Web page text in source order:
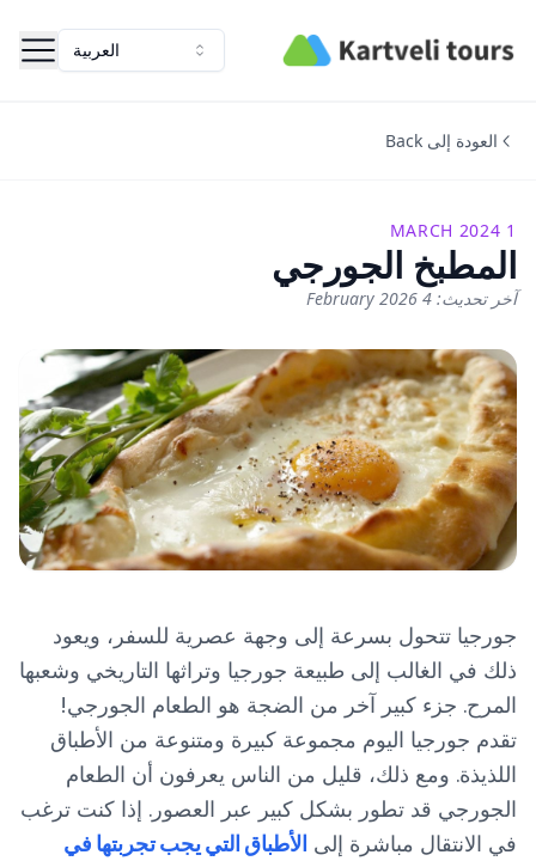
Kartveli Tours العربية
العودة إلى Back
1 MARCH 2024
المطبخ الجورجي
آخر تحديث: 4 February 2026
جورجيا تتحول بسرعة إلى وجهة عصرية للسفر، ويعود
ذلك في الغالب إلى طبيعة جورجيا وتراثها التاريخي وشعبها
المرح. جزء كبير آخر من الضجة هو الطعام الجورجي!
تقدم جورجيا اليوم مجموعة كبيرة ومتنوعة من الأطباق
اللذيذة. ومع ذلك، قليل من الناس يعرفون أن الطعام
الجورجي قد تطور بشكل كبير عبر العصور. إذا كنت ترغب
في الانتقال مباشرة إلى الأطباق التي يجب تجربتها في